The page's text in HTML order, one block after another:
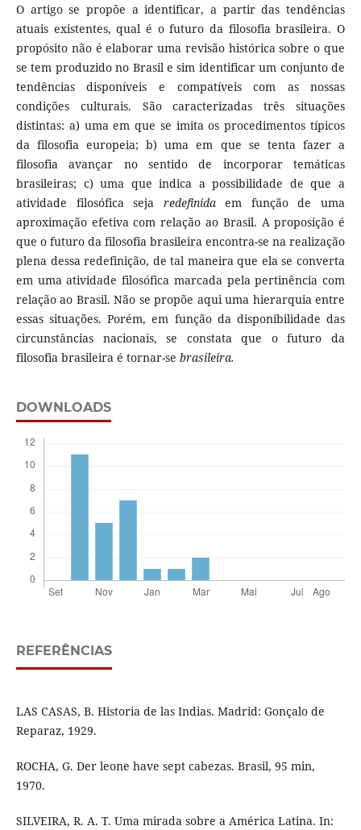
O artigo se propõe a identificar, a partir das tendências
atuais existentes, qual é o futuro da filosofia brasileira. O
propósito não é elaborar uma revisão histórica sobre o que
se tem produzido no Brasil e sim identificar um conjunto de
tendências disponíveis e compatíveis com as nossas
condições culturais. São caracterizadas três situações
distintas: a) uma em que se imita os procedimentos típicos
da filosofia europeia; b) uma em que se tenta fazer a
filosofia avançar no sentido de incorporar temáticas
brasileiras; c) uma que indica a possibilidade de que a
atividade filosófica seja redefinidaem função de uma
aproximação efetiva com relação ao Brasil. A proposição é
que o futuro da filosofia brasileira encontra-se na realização
plena dessa redefinição, de tal maneira que ela se converta
em uma atividade filosófica marcada pela pertinência com
relação ao Brasil. Não se propõe aqui uma hierarquia entre
essas situações. Porém, em função da disponibilidade das
circunstâncias nacionais, se constata que o futuro da
filosofia brasileira é tornar-se brasileira.
DOWNLOADS
REFERÊNCIAS
LAS CASAS, B. Historia de las Indias. Madrid: Gonçalo de
Reparaz, 1929.
ROCHA, G. Der leone have sept cabezas. Brasil, 95 min,
1970.
SILVEIRA, R. A. T. Uma mirada sobre a América Latina. In: